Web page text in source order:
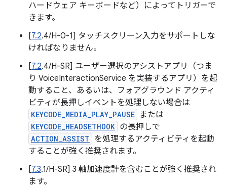
ハードウェア キーボードなど）によってトリガーで
きます。
[7.2.4/H-0-1] タッチスクリーン入力をサポートしな
ければなりません。
[7.2.4/H-SR] ユーザー選択のアシストアプリ（つま
り VoiceInteractionService を実装するアプリ）を起
動すること、あるいは、フォアグラウンド アクティ
ビティが長押しイベントを処理しない場合は
KEYCODE_MEDIA_PLAY_PAUSE または
KEYCODE_HEADSETHOOK の長押しで
ACTION_ASSIST を処理するアクティビティを起動
することが強く推奨されます。
[7.3.1/H-SR] 3 軸加速度計を含むことが強く推奨され
ます。